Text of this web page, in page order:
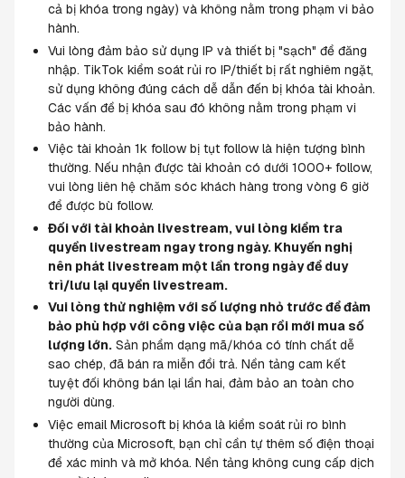
cả bị khóa trong ngày) và không nằm trong phạm vi bảo
hành.
Vui lòng đảm bảo sử dụng IP và thiết bị "sạch" để đăng
nhập. TikTok kiểm soát rủi ro IP/thiết bị rất nghiêm ngặt,
sử dụng không đúng cách dễ dẫn đến bị khóa tài khoản.
Các vấn đề bị khóa sau đó không nằm trong phạm vi
bảo hành.
Việc tài khoản 1k follow bị tụt follow là hiện tượng bình
thường. Nếu nhận được tài khoản có dưới 1000+ follow,
vui lòng liên hệ chăm sóc khách hàng trong vòng 6 giờ
để được bù follow.
Đối với tài khoản livestream, vui lòng kiểm tra
quyền livestream ngay trong ngày. Khuyến nghị
nên phát livestream một lần trong ngày để duy
trì/lưu lại quyền livestream.
Vui lòng thử nghiệm với số lượng nhỏ trước để đảm
bảo phù hợp với công việc của bạn rồi mới mua số
lượng lớn. Sản phẩm dạng mã/khóa có tính chất dễ
sao chép, đã bán ra miễn đổi trả. Nền tảng cam kết
tuyệt đối không bán lại lần hai, đảm bảo an toàn cho
người dùng.
Việc email Microsoft bị khóa là kiểm soát rủi ro bình
thường của Microsoft, bạn chỉ cần tự thêm số điện thoại
để xác minh và mở khóa. Nền tảng không cung cấp dịch